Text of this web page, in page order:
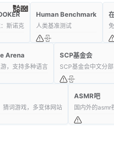
斯诺克
Human Benchmark
人类基准测试
Arena
，支持多种语言
SCP基金会
SCP基金会中文分
猜词游戏，多变体网站
ASMR吧
国内外的asmr